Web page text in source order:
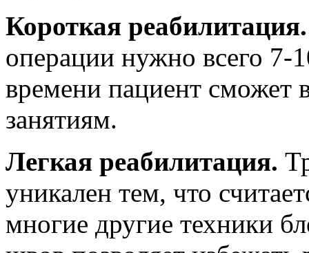
Короткая реабилитация.
операции нужно всего 7-
времени пациент сможет
занятиям.
Легкая реабилитация.
уникален тем, что
многие другие техники